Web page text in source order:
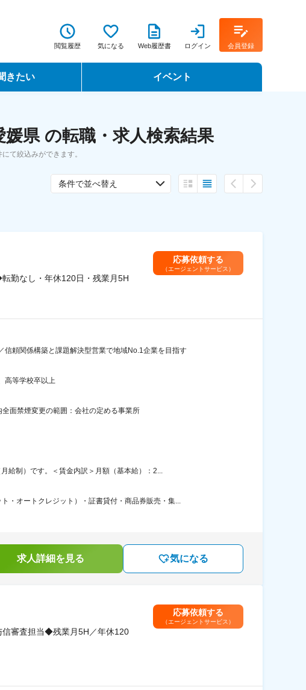
閲覧履歴 気になる Web履歴書 ログイン 会員登録
きたい イベント
転職フェア
県 の転職・求人検索結果
て絞込みができます。
条件で並べ替え
勤なし・年休120日・残業月5H
応募依頼する
（エージェントサービス）
信頼関係構築と課題解決型営業で地域No.1企業を目指す
高等学校卒以上
面禁煙変更の範囲：会社の定める事業所
給制）です。＜賃金内訳＞月額（基本給）：2...
・オートクレジット）・証書貸付・商品券販売・集...
求人詳細を見る 気になる
信審査担当◆残業月5H／年休120
応募依頼する
（エージェントサービス）